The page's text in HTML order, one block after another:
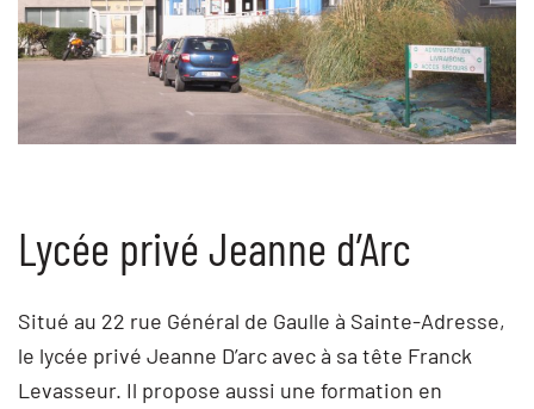
Lycée privé Jeanne d’Arc
Situé au 22 rue Général de Gaulle à Sainte-Adresse,
le lycée privé Jeanne D’arc avec à sa tête Franck
Levasseur. Il propose aussi une formation en